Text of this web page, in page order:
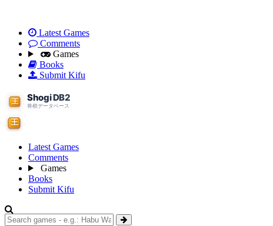
Latest Games
Comments
Games
Books
Submit Kifu
Latest Games
Comments
Games
Books
Submit Kifu